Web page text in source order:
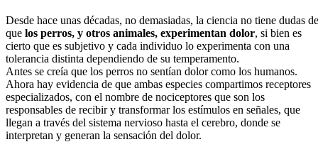
Desde hace unas décadas, no demasiadas, la ciencia no tiene dudas de
que los perros, y otros animales, experimentan dolor, si bien es
cierto que es subjetivo y cada individuo lo experimenta con una
tolerancia distinta dependiendo de su temperamento.
Antes se creía que los perros no sentían dolor como los humanos.
Ahora hay evidencia de que ambas especies compartimos receptores
especializados, con el nombre de nociceptores que son los
responsables de recibir y transformar los estímulos en señales, que
llegan a través del sistema nervioso hasta el cerebro, donde se
interpretan y generan la sensación del dolor.